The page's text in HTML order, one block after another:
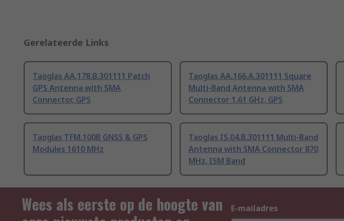
Gerelateerde Links
Taoglas AA.178.B.301111 Patch
GPS Antenna with SMA
Connector, GPS
Taoglas AA.166.A.301111 Square
Multi-Band Antenna with SMA
Connector 1.61 GHz, GPS
Taoglas TFM.100B GNSS & GPS
Modules 1610 MHz
Taoglas IS.04.B.301111 Multi-Band
Antenna with SMA Connector 870
MHz, ISM Band
Wees als eerste op de hoogte van
E-mailadres